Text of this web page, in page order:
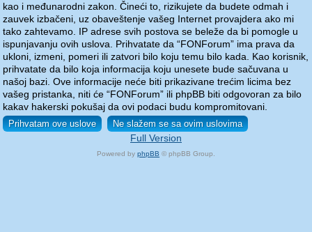
kao i međunarodni zakon. Čineći to, rizikujete da budete odmah i
zauvek izbačeni, uz obaveštenje vašeg Internet provajdera ako mi
tako zahtevamo. IP adrese svih postova se beleže da bi pomogle u
ispunjavanju ovih uslova. Prihvatate da “FONForum” ima prava da
ukloni, izmeni, pomeri ili zatvori bilo koju temu bilo kada. Kao korisnik,
prihvatate da bilo koja informacija koju unesete bude sačuvana u
našoj bazi. Ove informacije neće biti prikazivane trećim licima bez
vašeg pristanka, niti će “FONForum” ili phpBB biti odgovoran za bilo
kakav hakerski pokušaj da ovi podaci budu kompromitovani.
Full Version
Powered by phpBB © phpBB Group.